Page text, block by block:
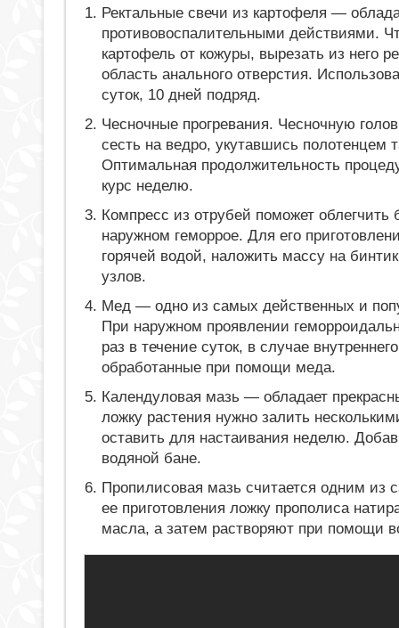
Ректальные свечи из картофеля —
противовоспалительными действиями.
картофель от кожуры, вырезать из него
область анального отверстия.
суток, 10 дней подряд.
Чесночные прогревания. Чесночную
сесть на ведро, укутавшись полотенцем
Оптимальная продолжительность
курс неделю.
Компресс из отрубей поможет
наружном геморрое. Для его
горячей водой, наложить массу на
узлов.
Мед — одно из самых действенных и
При наружном проявлении
раз в течение суток, в случае
обработанные при помощи меда.
Календуловая мазь — обладает
ложку растения нужно залить
оставить для настаивания неделю.
водяной бане.
Пропилисовая мазь считается одним из
ее приготовления ложку прополиса
масла, а затем растворяют при помощи